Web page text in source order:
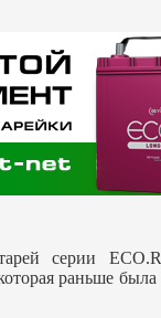
серии
раньше